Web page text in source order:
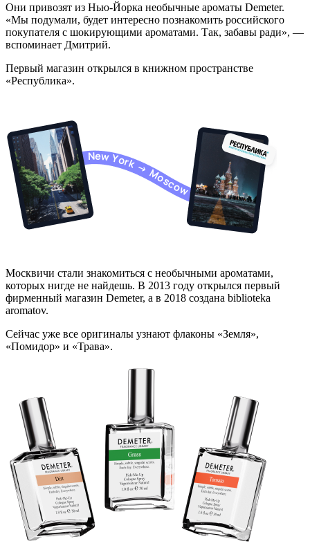
Они привозят из Нью-Йорка необычные ароматы Demeter.
«Мы подумали, будет интересно познакомить российского
покупателя с шокирующими ароматами. Так, забавы ради», —
вспоминает Дмитрий.
Первый магазин открылся в книжном пространстве
«Республика».
Москвичи стали знакомиться с необычными ароматами,
которых нигде не найдешь. В 2013 году открылся первый
фирменный магазин Demeter, а в 2018 создана biblioteka
aromatov.
Сейчас уже все оригиналы узнают флаконы «Земля»,
«Помидор» и «Трава».